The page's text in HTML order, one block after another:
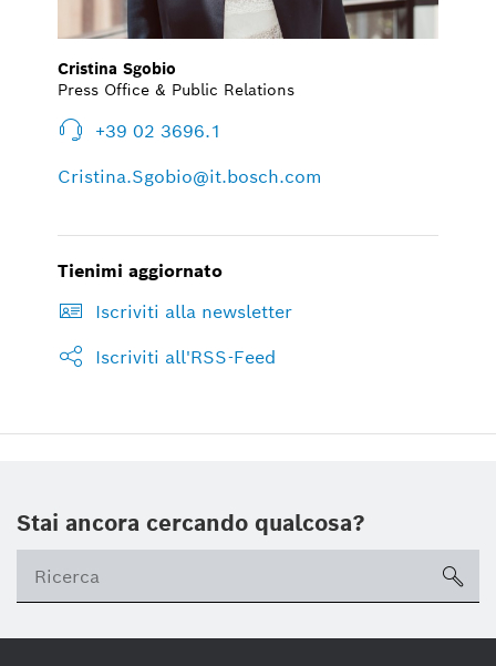
Cristina Sgobio
Press Office & Public Relations
+39 02 3696.1
Cristina.Sgobio@it.bosch.com
Tienimi aggiornato
Iscriviti alla newsletter
Iscriviti all'RSS-Feed
Stai ancora cercando qualcosa?